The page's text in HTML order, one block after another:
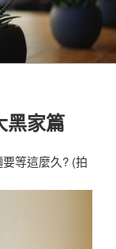
黑家篇
等這麼久? (拍